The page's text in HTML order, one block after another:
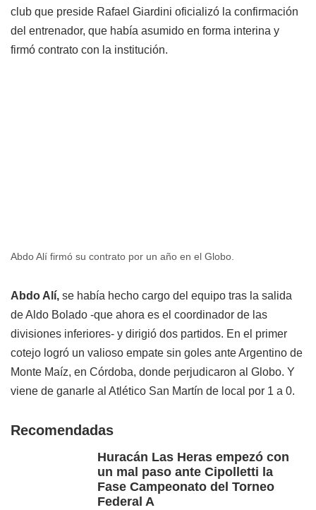
club que preside Rafael Giardini oficializó la confirmación
del entrenador, que había asumido en forma interina y
firmó contrato con la institución.
Abdo Alí firmó su contrato por un año en el Globo.
Abdo Alí, se había hecho cargo del equipo tras la salida
de Aldo Bolado -que ahora es el coordinador de las
divisiones inferiores- y dirigió dos partidos. En el primer
cotejo logró un valioso empate sin goles ante Argentino de
Monte Maíz, en Córdoba, donde perjudicaron al Globo. Y
viene de ganarle al Atlético San Martín de local por 1 a 0.
Recomendadas
Huracán Las Heras empezó con
un mal paso ante Cipolletti la
Fase Campeonato del Torneo
Federal A